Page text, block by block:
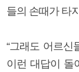
들의 손때가 타
“그래도 어르신
이런 대답이 돌